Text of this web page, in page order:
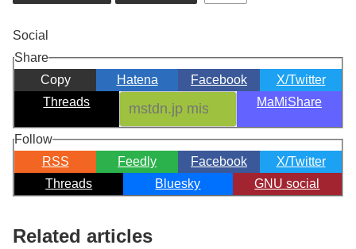
Social
Share
Copy
Hatena Facebook
X/Twitter
Threads
MaMiShare
Follow
RSS
Feedly Facebook
X/Twitter
Threads
Bluesky GNU social
Related articles